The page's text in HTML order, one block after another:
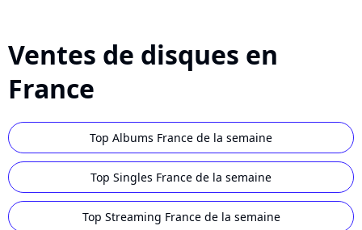
Ventes de disques en
France
Top Albums France de la semaine
Top Singles France de la semaine
Top Streaming France de la semaine